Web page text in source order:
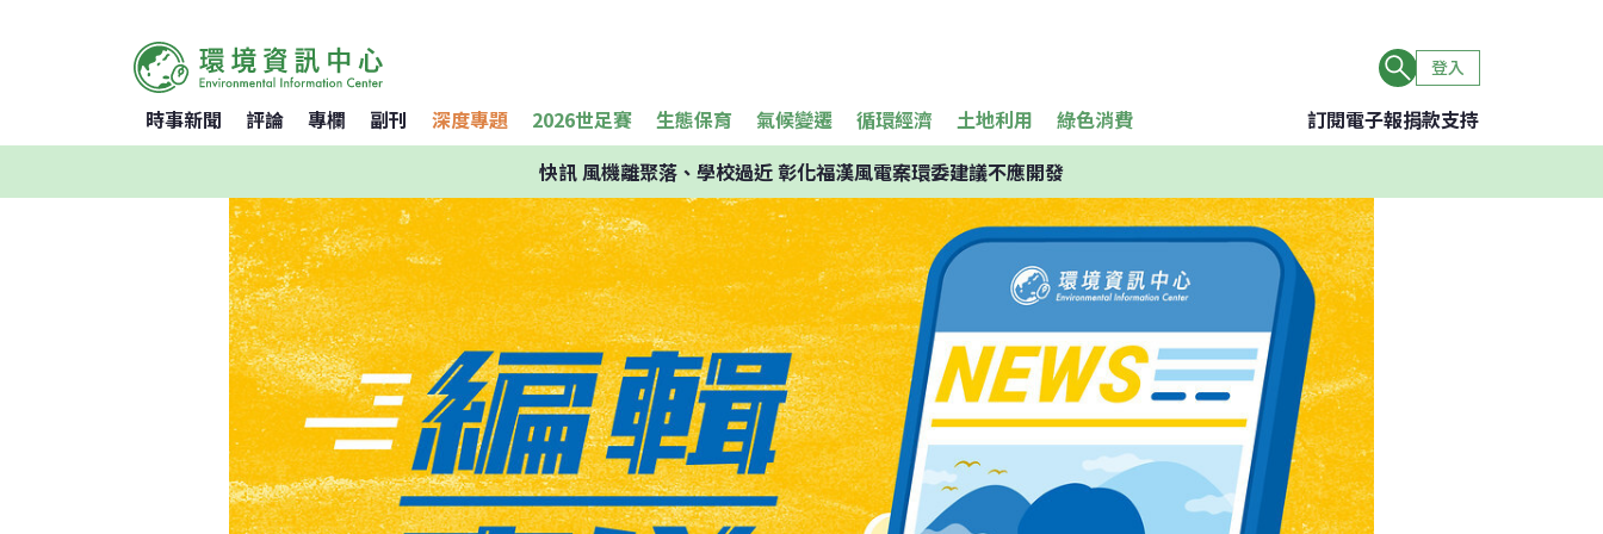
登入
時事新聞 評論 專欄 副刊 深度專題 2026世足賽 生態保育 氣候變遷 循環經濟 土地利用 綠色消費 訂閱電子報捐款支持
快訊風機離聚落、學校過近 彰化福漢風電案環委建議不應開發